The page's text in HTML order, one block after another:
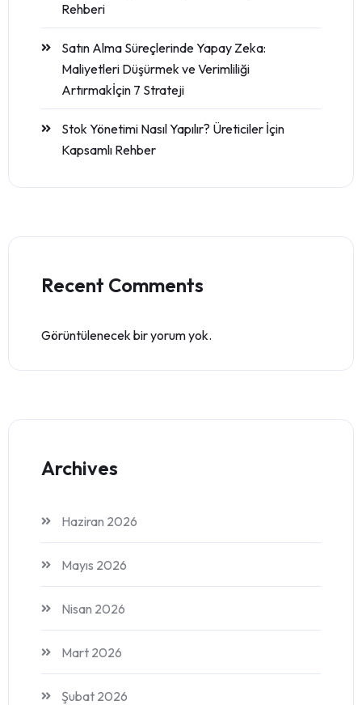
Rehberi
Satın Alma Süreçlerinde Yapay Zeka:
Maliyetleri Düşürmek ve Verimliliği
Artırmakİçin 7 Strateji
Stok Yönetimi Nasıl Yapılır? Üreticiler İçin
Kapsamlı Rehber
Recent Comments
Görüntülenecek bir yorum yok.
Archives
Haziran 2026
Mayıs 2026
Nisan 2026
Mart 2026
Şubat 2026